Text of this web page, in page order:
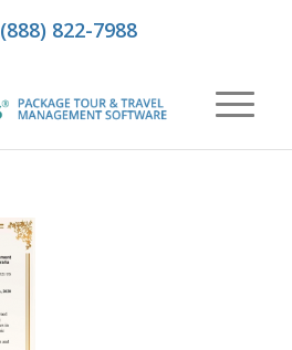
(888) 822-7988